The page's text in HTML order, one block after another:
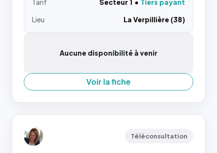
Tarif Secteur 1
Tiers payant
Lieu
La Verpillière (38)
Aucune disponibilité à venir
Voir la fiche
Téléconsultation